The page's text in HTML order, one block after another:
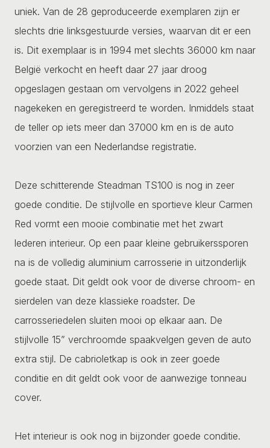
uniek. Van de 28 geproduceerde exemplaren zijn er
slechts drie linksgestuurde versies, waarvan dit er een
is. Dit exemplaar is in 1994 met slechts 36000 km naar
België verkocht en heeft daar 27 jaar droog
opgeslagen gestaan om vervolgens in 2022 geheel
nagekeken en geregistreerd te worden. Inmiddels staat
de teller op iets meer dan 37000 km en is de auto
voorzien van een Nederlandse registratie.
Deze schitterende Steadman TS100 is nog in zeer
goede conditie. De stijlvolle en sportieve kleur Carmen
Red vormt een mooie combinatie met het zwart
lederen interieur. Op een paar kleine gebruikerssporen
na is de volledig aluminium carrosserie in uitzonderlijk
goede staat. Dit geldt ook voor de diverse chroom- en
sierdelen van deze klassieke roadster. De
carrosseriedelen sluiten mooi op elkaar aan. De
stijlvolle 15” verchroomde spaakvelgen geven de auto
extra stijl. De cabrioletkap is ook in zeer goede
conditie en dit geldt ook voor de aanwezige tonneau
cover.
Het interieur is ook nog in bijzonder goede conditie.